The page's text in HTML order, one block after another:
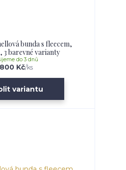
bunda s fleecem,
3 barevné varianty
800 Kč/ks
do 3 dnů
variantu